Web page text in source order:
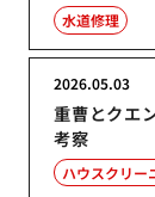
水道修理
重曹とクエ
考察
2026.05.03
ハウスクリー